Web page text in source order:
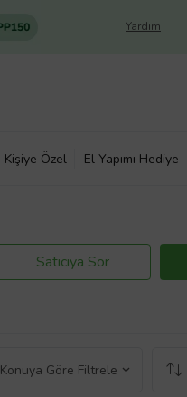
Yardım
Kişiye Özel El Yapımı Hediye
Satıcıya Sor
Konuya Göre Filtrele